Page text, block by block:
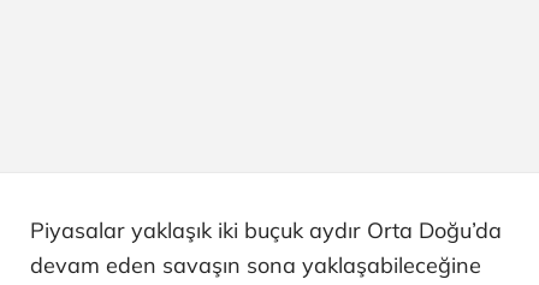
Piyasalar yaklaşık iki buçuk aydır Orta Doğu’da
devam eden savaşın sona yaklaşabileceğine